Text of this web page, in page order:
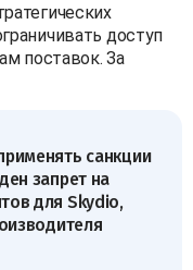
доступ
поставок. За
санкции
запрет на
для Skydio,